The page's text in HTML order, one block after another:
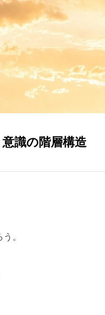
識の階層構造
。